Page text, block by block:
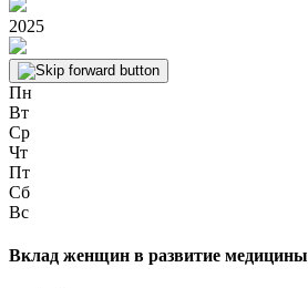
2025
Пн
Вт
Ср
Чт
Пт
Сб
Вс
Вклад женщин в развитие медицины